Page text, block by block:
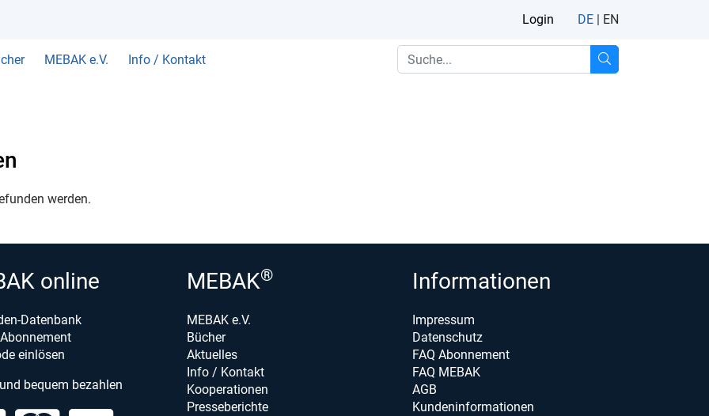
Login DE | EN
MEBAK e.V. Info / Kontakt
werden.
online
Datenbank
einlösen
bequem bezahlen
MEBAK®
MEBAK e.V.
Bücher
Aktuelles
Info / Kontakt
Kooperationen
Presseberichte
Informationen
Impressum
Datenschutz
FAQ Abonnement
FAQ MEBAK
AGB
Kundeninformationen